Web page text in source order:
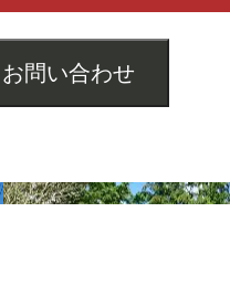
お問い合わせ